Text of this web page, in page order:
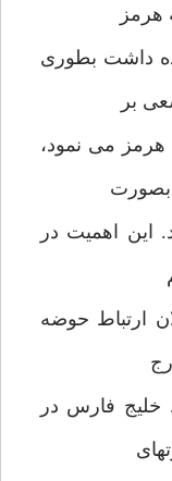
هرمز
داشت بطوری
بر
می نمود،
بصورت
این اهمیت در
ارتباط حوضه
خلیج فارس در